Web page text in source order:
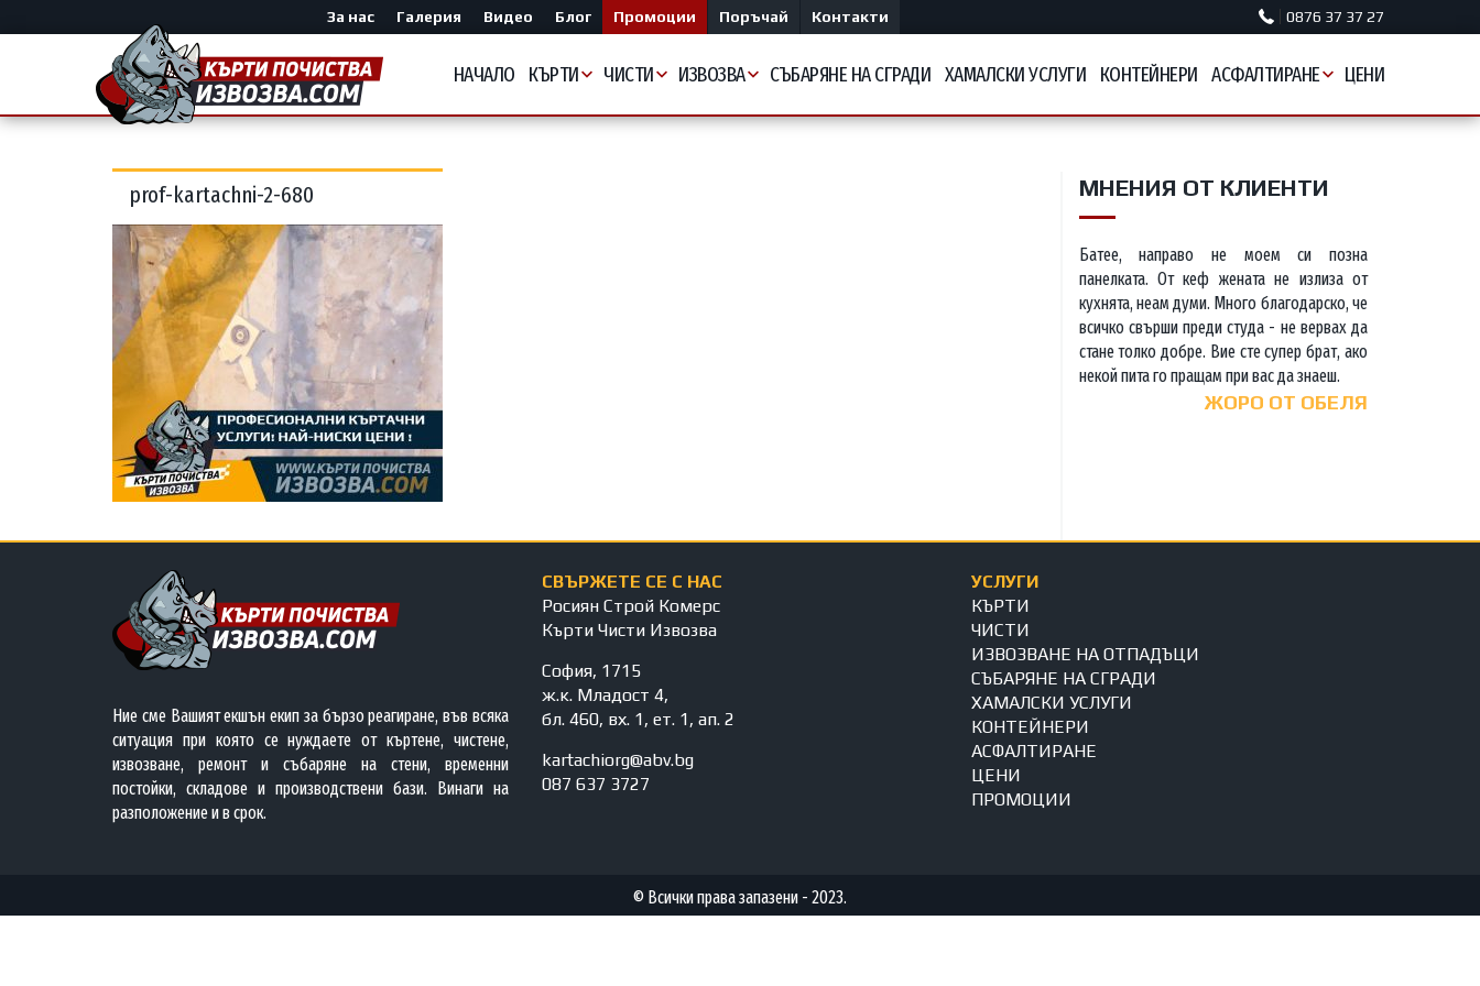
За нас Галерия Видео Блог Промоции Поръчай Контакти 0876 37 37 27
НАЧАЛО КЪРТИ ЧИСТИ ИЗВОЗВА СЪБАРЯНЕ НА СГРАДИ ХАМАЛСКИ УСЛУГИ КОНТЕЙНЕРИ АСФАЛТИРАНЕ ЦЕНИ
prof-kartachni-2-680 МНЕНИЯ ОТ КЛИЕНТИ
Батее, направо не моем си позна
панелката. От кеф жената не излиза от
кухнята, неам думи. Много благодарско, че
всичко свърши преди студа - не вервах да
стане толко добре. Вие сте супер брат, ако
некой пита го пращам при вас да знаеш.
ЖОРО ОТ ОБЕЛЯ
Ние сме Вашият екшън екип за бързо реагиране, във всяка
ситуация при която се нуждаете от къртене, чистене,
извозване, ремонт и събаряне на стени, временни
постойки, складове и производствени бази. Винаги на
разположение и в срок.
СВЪРЖЕТЕ СЕ С НАС
Росиян Строй Комерс
Кърти Чисти Извозва
София, 1715
ж.к. Младост 4,
бл. 460, вх. 1, ет. 1, ап. 2
kartachiorg@abv.bg
087 637 3727
УСЛУГИ
КЪРТИ
ЧИСТИ
ИЗВОЗВАНЕ НА ОТПАДЪЦИ
СЪБАРЯНЕ НА СГРАДИ
ХАМАЛСКИ УСЛУГИ
КОНТЕЙНЕРИ
АСФАЛТИРАНЕ
ЦЕНИ
ПРОМОЦИИ
© Всички права запазени - 2023.